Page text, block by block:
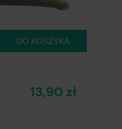
13,90 zł
DO KOSZYKA